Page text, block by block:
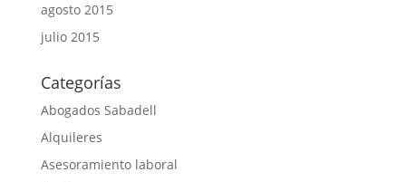
agosto 2015
julio 2015
Categorías
Abogados Sabadell
Alquileres
Asesoramiento laboral